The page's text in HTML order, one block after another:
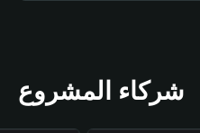
شركاء المشروع